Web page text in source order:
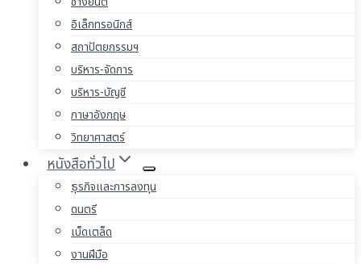
อิเล็กทรอนิกส์
สถาปัตยกรรมฯ
บริหาร-จัดการ
บริหาร-บัญชี
ภาษาอังกฤษ
วิทยาศาสตร์
หนังสือทั่วไป
ธุรกิจและการลงทุน
ดนตรี
เบ็ดเตล็ด
งานฝีมือ